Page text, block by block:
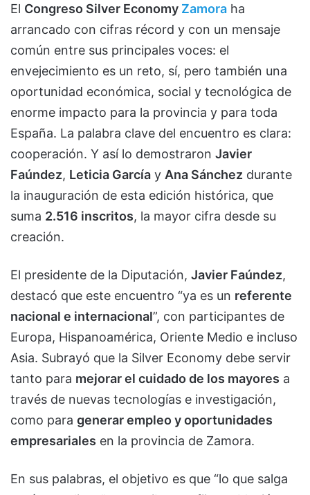
El Congreso Silver Economy Zamora ha
arrancado con cifras récord y con un mensaje
común entre sus principales voces: el
envejecimiento es un reto, sí, pero también una
oportunidad económica, social y tecnológica de
enorme impacto para la provincia y para toda
España. La palabra clave del encuentro es clara:
cooperación. Y así lo demostraron Javier
Faúndez, Leticia García y Ana Sánchez durante
la inauguración de esta edición histórica, que
suma 2.516 inscritos, la mayor cifra desde su
creación.
El presidente de la Diputación, Javier Faúndez,
destacó que este encuentro “ya es un referente
nacional e internacional”, con participantes de
Europa, Hispanoamérica, Oriente Medio e incluso
Asia. Subrayó que la Silver Economy debe servir
tanto para mejorar el cuidado de los mayores a
través de nuevas tecnologías e investigación,
como para generar empleo y oportunidades
empresariales en la provincia de Zamora.
En sus palabras, el objetivo es que “lo que salga